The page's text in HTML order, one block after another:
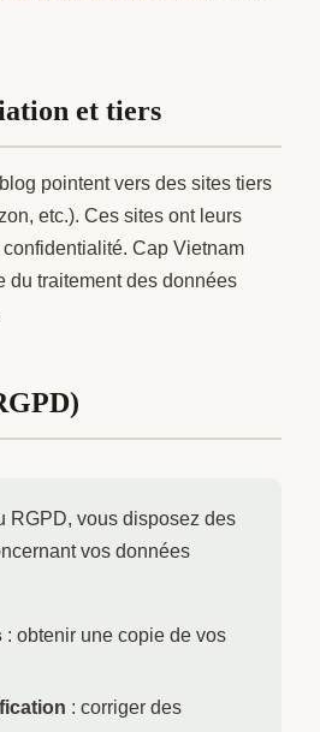
et tiers
pointent vers des sites tiers
etc.). Ces sites ont leurs
Cap Vietnam
du traitement des données
RGPD, vous disposez des
vos données
: obtenir une copie de vos
: corriger des